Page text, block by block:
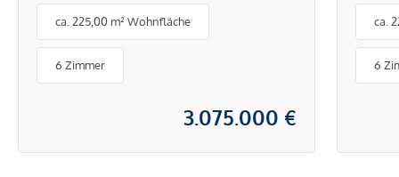
Dachterrasse
ca. 225,00 m² Wohnfläche
6 Zimmer
3.075.000 €
ca.
6